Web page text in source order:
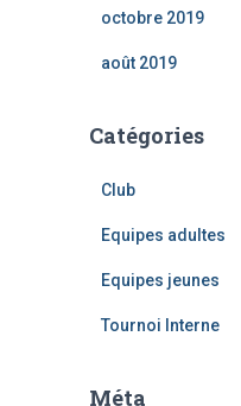
octobre 2019
août 2019
Catégories
Club
Equipes adultes
Equipes jeunes
Tournoi Interne
Méta